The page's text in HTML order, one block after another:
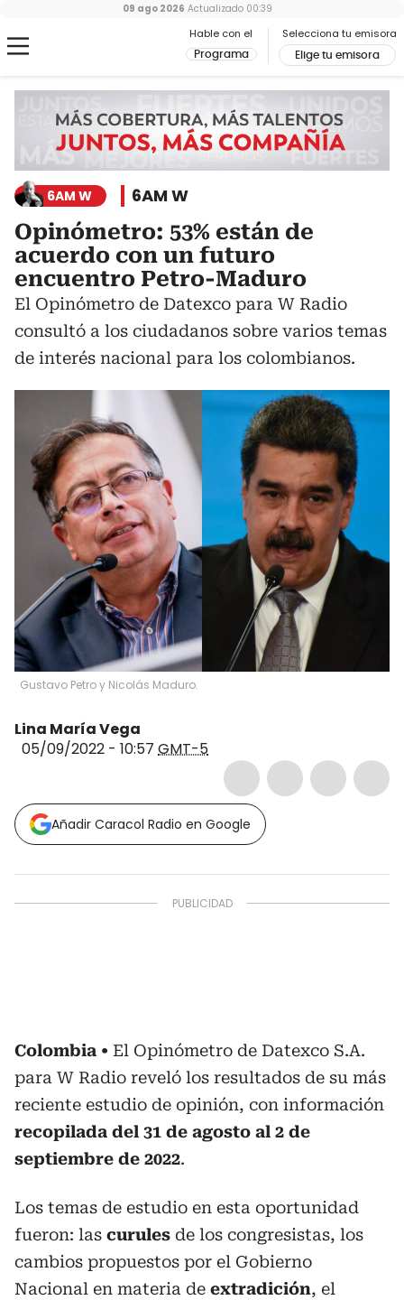
Hable con el
Programa
Selecciona tu emisora
Elige tu emisora
09 ago 2026 Actualizado 00:39
6AM W 6AM W
Opinómetro: 53% están de
acuerdo con un futuro
encuentro Petro-Maduro
El Opinómetro de Datexco para W Radio
consultó a los ciudadanos sobre varios temas
de interés nacional para los colombianos.
Gustavo Petro y Nicolás Maduro.
Lina María Vega
05/09/2022 - 10:57 GMT-5
Añadir Caracol Radio en Google
Colombia
El Opinómetro de Datexco S.A.
para W Radio reveló los resultados de su más
reciente estudio de opinión, con información
recopilada del 31 de agosto al 2 de
septiembre de 2022.
Los temas de estudio en esta oportunidad
fueron: las curules de los congresistas, los
cambios propuestos por el Gobierno
Nacional en materia de extradición, el